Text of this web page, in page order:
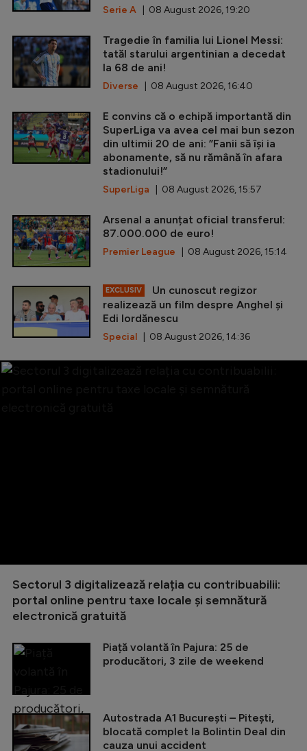
Serie A | 08 August 2026, 19:20
Tragedie în familia lui Lionel Messi:
tatăl starului argentinian a decedat
la 68 de ani!
Diverse | 08 August 2026, 16:40
E convins că o echipă importantă din
SuperLiga va avea cel mai bun sezon
din ultimii 20 de ani: ”Fanii să își ia
abonamente, să nu rămână în afara
stadionului!”
SuperLiga | 08 August 2026, 15:57
Arsenal a anunțat oficial transferul:
87.000.000 de euro!
Premier League | 08 August 2026, 15:14
EXCLUSIV
Un cunoscut regizor
realizează un film despre Anghel și
Edi Iordănescu
Special | 08 August 2026, 14:36
Sectorul 3 digitalizează relația cu contribuabilii:
portal online pentru taxe locale și semnătură
electronică gratuită
Piață volantă în Pajura: 25 de
producători, 3 zile de weekend
Autostrada A1 București – Pitești,
blocată complet la Bolintin Deal din
cauza unui accident